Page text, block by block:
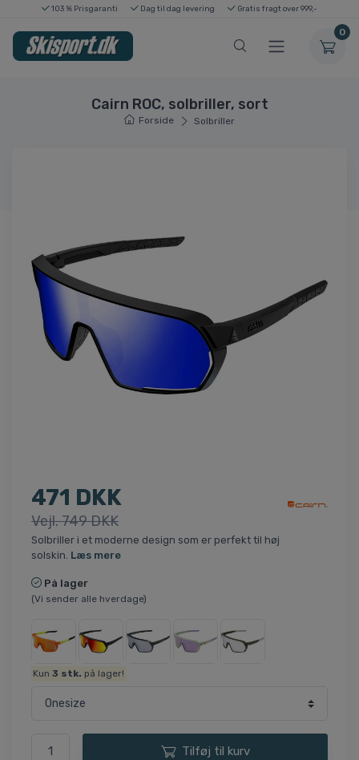
103 % Prisgaranti Dag til dag levering Gratis fragt over 999,-
0
Cairn ROC, solbriller, sort
Forside Solbriller
471 DKK
Vejl. 749 DKK
Solbriller i et moderne design som er perfekt til høj
solskin. Læs mere
På lager
(Vi sender alle hverdage)
Kun3 stk. på lager!
Tilføj til kurv